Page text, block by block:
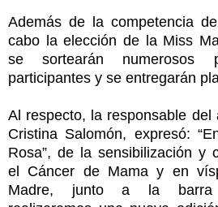
Además de la competencia
cabo la elección de la Miss
se sortearán numerosos
participantes y se entregarán
Al respecto, la responsable del
Cristina Salomón, expresó:
Rosa”, de la sensibilización y
el Cáncer de Mama y en
Madre, junto a la barra